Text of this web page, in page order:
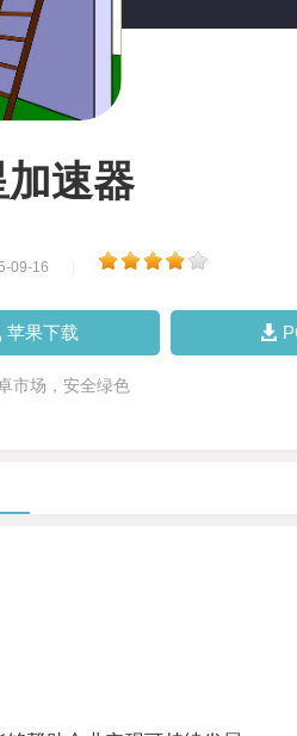
速器
09-16
苹果下载
市场，安全绿色